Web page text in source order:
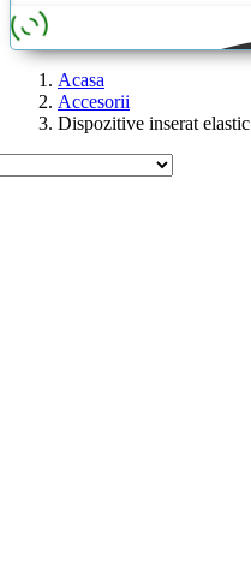
Acasa
Accesorii
Dispozitive inserat elastic